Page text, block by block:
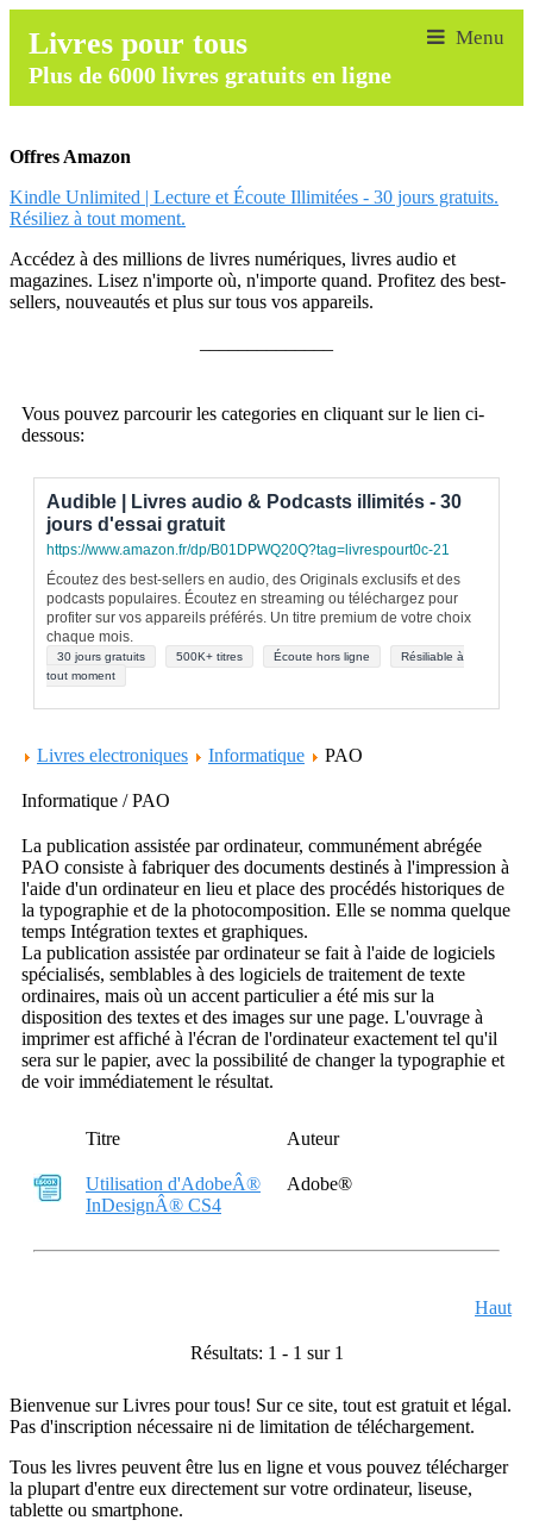
Livres pour tous
Plus de 6000 livres gratuits en ligne
Offres Amazon
Kindle Unlimited | Lecture et Écoute Illimitées - 30 jours gratuits.
Résiliez à tout moment.
Accédez à des millions de livres numériques, livres audio et
magazines. Lisez n'importe où, n'importe quand. Profitez des best-
sellers, nouveautés et plus sur tous vos appareils.
Vous pouvez parcourir les categories en cliquant sur le lien ci-
dessous:
Audible | Livres audio & Podcasts illimités - 30
jours d'essai gratuit
https://www.amazon.fr/dp/B01DPWQ20Q?tag=livrespourt0c-21
Écoutez des best-sellers en audio, des Originals exclusifs et des
podcasts populaires. Écoutez en streaming ou téléchargez pour
profiter sur vos appareils préférés. Un titre premium de votre choix
chaque mois.
30 jours gratuits 500K+ titres Écoute hors ligne
Résiliable à
tout moment
Livres electroniques Informatique PAO
Informatique / PAO
La publication assistée par ordinateur, communément abrégée
PAO consiste à fabriquer des documents destinés à l'impression à
l'aide d'un ordinateur en lieu et place des procédés historiques de
la typographie et de la photocomposition. Elle se nomma quelque
temps Intégration textes et graphiques.
La publication assistée par ordinateur se fait à l'aide de logiciels
spécialisés, semblables à des logiciels de traitement de texte
ordinaires, mais où un accent particulier a été mis sur la
disposition des textes et des images sur une page. L'ouvrage à
imprimer est affiché à l'écran de l'ordinateur exactement tel qu'il
sera sur le papier, avec la possibilité de changer la typographie et
de voir immédiatement le résultat.
Titre Auteur
Utilisation d'AdobeÂ®
InDesignÂ® CS4
Adobe®
Haut
Résultats: 1 - 1 sur 1
Bienvenue sur Livres pour tous! Sur ce site, tout est gratuit et légal.
Pas d'inscription nécessaire ni de limitation de téléchargement.
Tous les livres peuvent être lus en ligne et vous pouvez télécharger
la plupart d'entre eux directement sur votre ordinateur, liseuse,
tablette ou smartphone.